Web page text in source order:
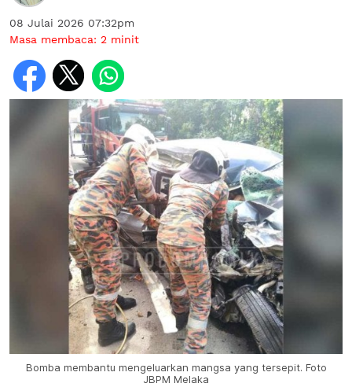
08 Julai 2026 07:32pm
Masa membaca: 2 minit
Bomba membantu mengeluarkan mangsa yang tersepit. Foto
JBPM Melaka